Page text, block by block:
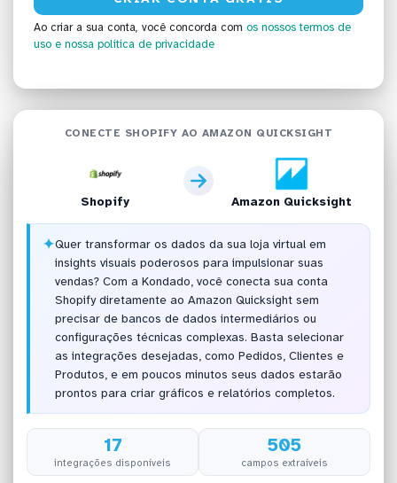
Ao criar a sua conta, você concorda com os nossos termos de
uso e nossa política de privacidade
CONECTE SHOPIFY AO AMAZON QUICKSIGHT
Shopify Amazon Quicksight
✦Quer transformar os dados da sua loja virtual em
insights visuais poderosos para impulsionar suas
vendas? Com a Kondado, você conecta sua conta
Shopify diretamente ao Amazon Quicksight sem
precisar de bancos de dados intermediários ou
configurações técnicas complexas. Basta selecionar
as integrações desejadas, como Pedidos, Clientes e
Produtos, e em poucos minutos seus dados estarão
prontos para criar gráficos e relatórios completos.
17
integrações disponíveis
505
campos extraíveis